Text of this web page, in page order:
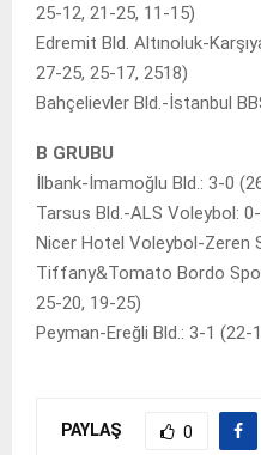
25-12, 21-25, 11-15)
Edremit Bld. Altınoluk-
27-25, 25-17, 2518)
Bahçelievler Bld.-İstanbul
B GRUBU
İlbank-İmamoğlu Bld.: 3-0
Tarsus Bld.-ALS Voleybol:
Nicer Hotel Voleybol-Zeren
Tiffany&Tomato Bordo
25-20, 19-25)
Peyman-Ereğli Bld.: 3-1 (22-
PAYLAŞ 0